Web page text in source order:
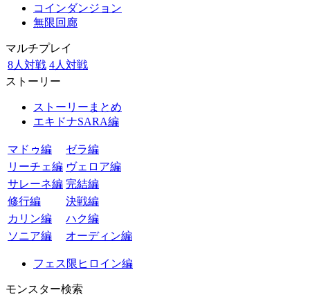
コインダンジョン
無限回廊
マルチプレイ
8人対戦 4人対戦
ストーリー
ストーリーまとめ
エキドナSARA編
マドゥ編
ゼラ編
リーチェ編 ヴェロア編
サレーネ編 完結編
修行編
決戦編
カリン編
ハク編
ソニア編
オーディン編
フェス限ヒロイン編
モンスター検索